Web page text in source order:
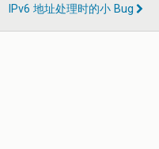
IPv6 地址处理时的小 Bug